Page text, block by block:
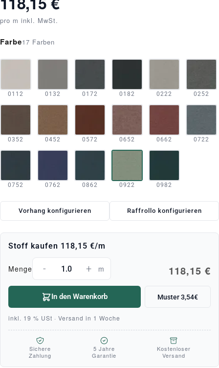
pro m inkl. MwSt.
Farbe17 Farben
0112 0132 0172 0182 0222 0252
0352 0452 0572 0652 0662 0722
0752 0762 0862 0922 0982
Vorhang konfigurieren Raffrollo konfigurieren
Stoff kaufen 118,15 €/m
Menge - + m 118,15 €
In den Warenkorb Muster 3,54€
inkl. 19 % USt · Versand in 1 Woche
Sichere
Zahlung
5 Jahre
Garantie
Kostenloser
Versand